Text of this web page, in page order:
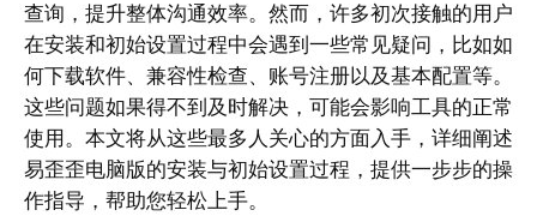
查询，提升整体沟通效率。然而，许多初次接触的用户
在安装和初始设置过程中会遇到一些常见疑问，比如如
何下载软件、兼容性检查、账号注册以及基本配置等。
这些问题如果得不到及时解决，可能会影响工具的正常
使用。本文将从这些最多人关心的方面入手，详细阐述
易歪歪电脑版的安装与初始设置过程，提供一步步的操
作指导，帮助您轻松上手。